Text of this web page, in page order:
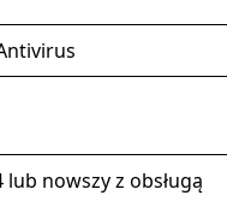
nowszy z obsługą